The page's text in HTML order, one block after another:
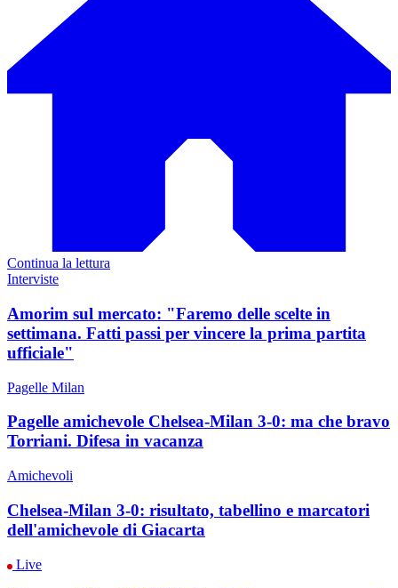
Continua la lettura
Interviste
Amorim sul mercato: "Faremo delle scelte in
settimana. Fatti passi per vincere la prima partita
ufficiale"
Pagelle Milan
Pagelle amichevole Chelsea-Milan 3-0: ma che bravo
Torriani. Difesa in vacanza
Amichevoli
Chelsea-Milan 3-0: risultato, tabellino e marcatori
dell'amichevole di Giacarta
Live